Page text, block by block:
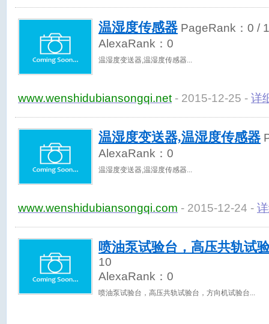
温湿度传感器 PageRank： 0 /
AlexaRank： 0
温湿度变送器,温湿度传感器
www.wenshidubiansongqi.net- 2015-12-25 - 详
温湿度变送器,温湿度传感器
AlexaRank： 0
温湿度变送器,温湿度传感器
www.wenshidubiansongqi.com - 2015-12-24 -
喷油泵试验台，高压共轨试
10
AlexaRank： 0
喷油泵试验台，高压共轨试验台，方向机试验台